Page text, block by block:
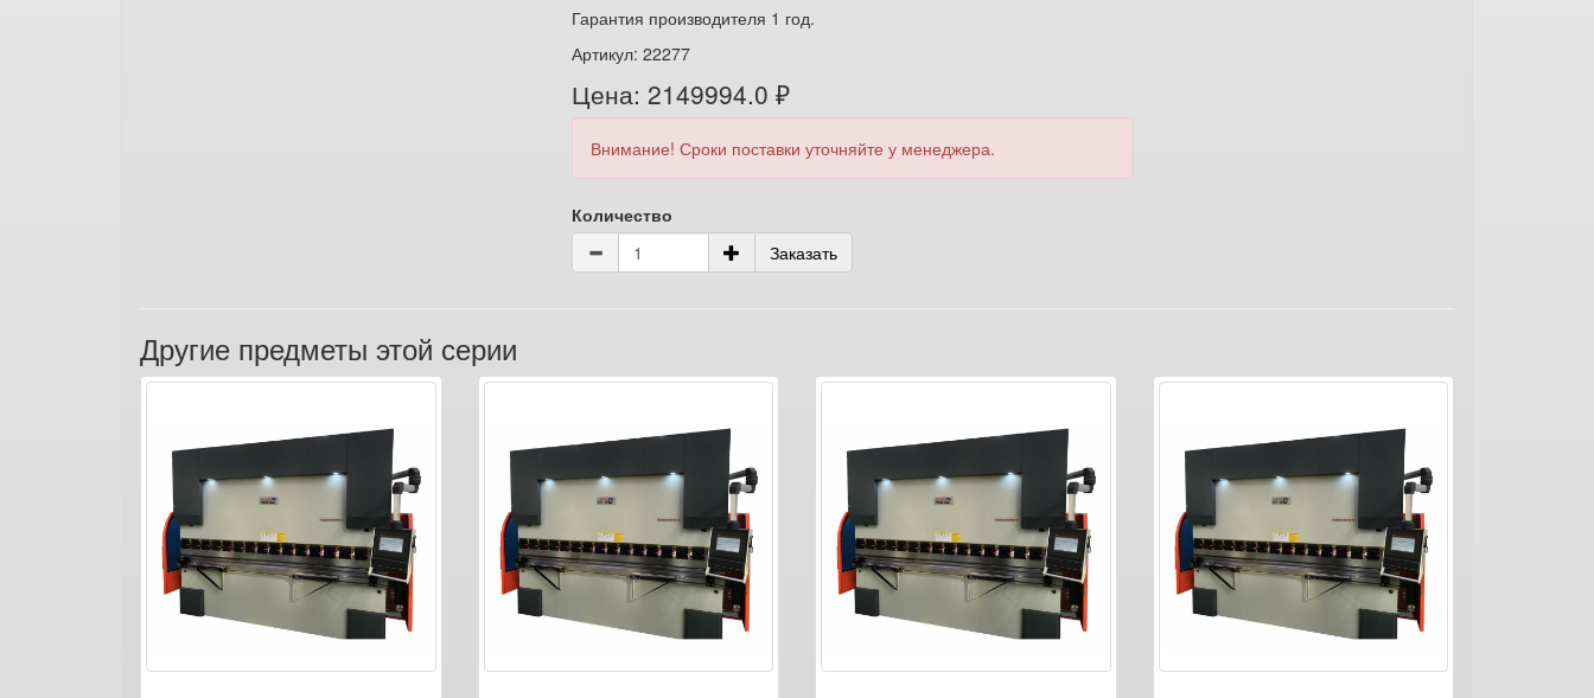
Гарантия производителя 1 год.
Артикул: 22277
Цена: 2149994.0 ₽
Внимание! Сроки поставки уточняйте у менеджера.
Количество
Заказать
Другие предметы этой серии